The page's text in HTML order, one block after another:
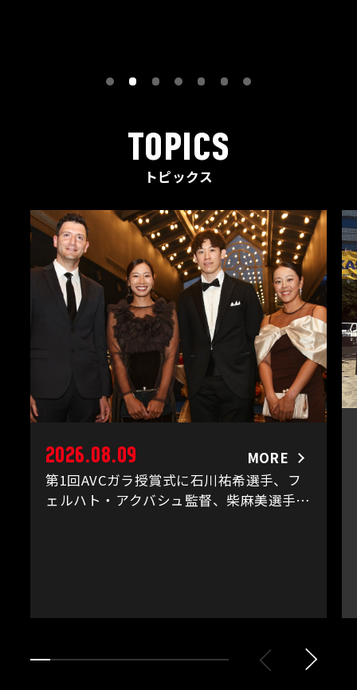
TOPICS
トピックス
2026.08.09
MORE
第1回AVCガラ授賞式に石川祐希選手、フ
ェルハト・アクバシュ監督、柴麻美選手と